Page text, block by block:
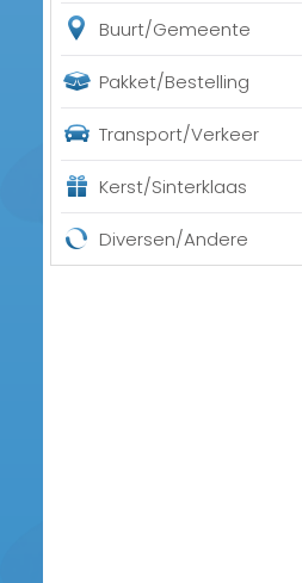
Buurt/Gemeente
Pakket/Bestelling
Transport/Verkeer
Kerst/Sinterklaas
Diversen/Andere